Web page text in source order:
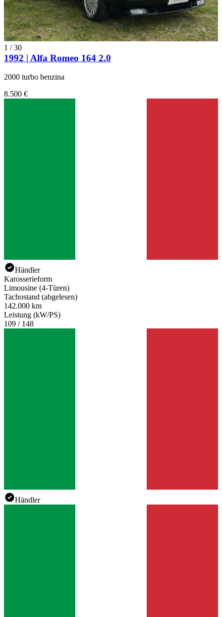
1 /30
1992 | Alfa Romeo 164 2.0
2000 turbo benzina
8.500 €
Händler
Karosserieform
Limousine (4-Türen)
Tachostand (abgelesen)
142.000 km
Leistung (kW/PS)
109 / 148
Händler